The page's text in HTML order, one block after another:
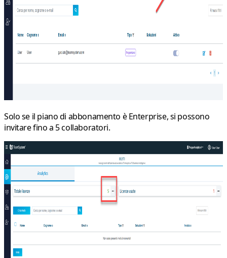
Solo se il piano di abbonamento èEnterprise, si possono
invitare fino a 5 collaboratori.